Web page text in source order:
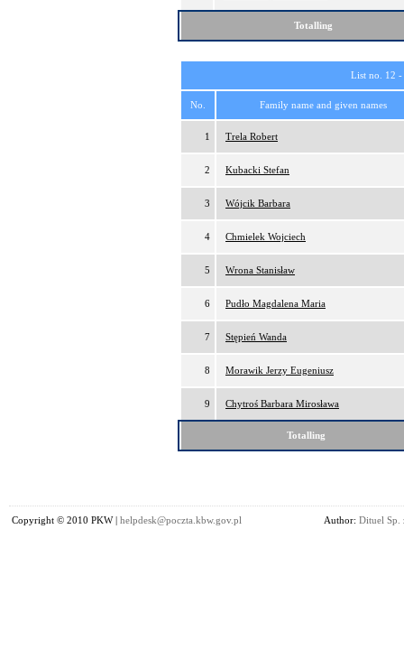
Totalling
List no. 12 -
No. Family name and given names
1 Trela Robert
2 Kubacki Stefan
3 Wójcik Barbara
4 Chmielek Wojciech
5 Wrona Stanisław
6 Pudło Magdalena Maria
7 Stępień Wanda
8 Morawik Jerzy Eugeniusz
9 Chytroś Barbara Mirosława
Totalling
Copyright © 2010 PKW | helpdesk@poczta.kbw.gov.pl Author: Dituel Sp.